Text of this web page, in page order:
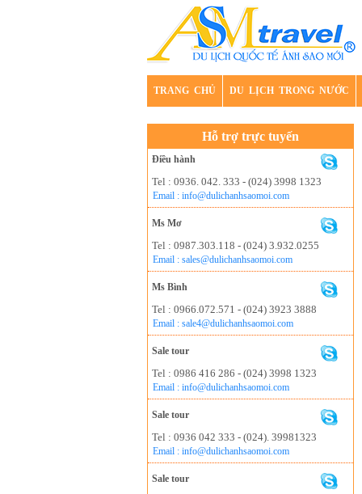
TRANG CHỦ DU LỊCH TRONG NƯỚC
Hỗ trợ trực tuyến
Điều hành
Tel : 0936. 042. 333 - (024) 3998 1323
Email : info@dulichanhsaomoi.com
Ms Mơ
Tel : 0987.303.118 - (024) 3.932.0255
Email : sales@dulichanhsaomoi.com
Ms Bình
Tel : 0966.072.571 - (024) 3923 3888
Email : sale4@dulichanhsaomoi.com
Sale tour
Tel : 0986 416 286 - (024) 3998 1323
Email : info@dulichanhsaomoi.com
Sale tour
Tel : 0936 042 333 - (024). 39981323
Email : info@dulichanhsaomoi.com
Sale tour